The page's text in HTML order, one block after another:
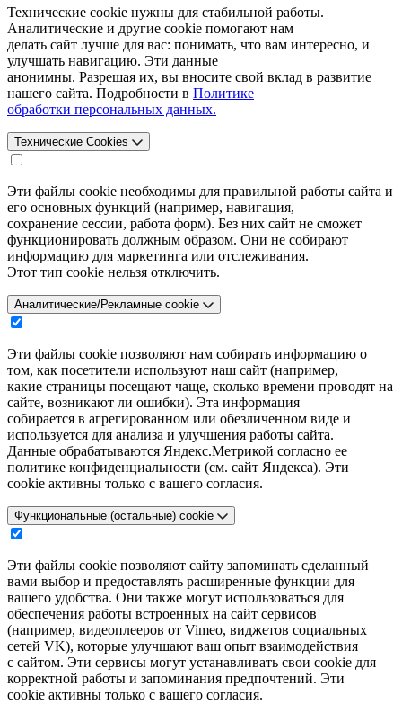
Технические cookie нужны для стабильной работы.
Аналитические и другие cookie помогают нам
делать сайт лучше для вас: понимать, что вам интересно, и
улучшать навигацию. Эти данные
анонимны. Разрешая их, вы вносите свой вклад в развитие
нашего сайта. Подробности в Политике
обработки персональных данных.
Технические Cookies
Эти файлы cookie необходимы для правильной работы сайта и
его основных функций (например, навигация,
сохранение сессии, работа форм). Без них сайт не сможет
функционировать должным образом. Они не собирают
информацию для маркетинга или отслеживания.
Этот тип cookie нельзя отключить.
Аналитические/Рекламные cookie
Эти файлы cookie позволяют нам собирать информацию о
том, как посетители используют наш сайт (например,
какие страницы посещают чаще, сколько времени проводят на
сайте, возникают ли ошибки). Эта информация
собирается в агрегированном или обезличенном виде и
используется для анализа и улучшения работы сайта.
Данные обрабатываются Яндекс.Метрикой согласно ее
политике конфиденциальности (см. сайт Яндекса). Эти
cookie активны только с вашего согласия.
Функциональные (остальные) cookie
Эти файлы cookie позволяют сайту запоминать сделанный
вами выбор и предоставлять расширенные функции для
вашего удобства. Они также могут использоваться для
обеспечения работы встроенных на сайт сервисов
(например, видеоплееров от Vimeo, виджетов социальных
сетей VK), которые улучшают ваш опыт взаимодействия
с сайтом. Эти сервисы могут устанавливать свои cookie для
корректной работы и запоминания предпочтений. Эти
cookie активны только с вашего согласия.